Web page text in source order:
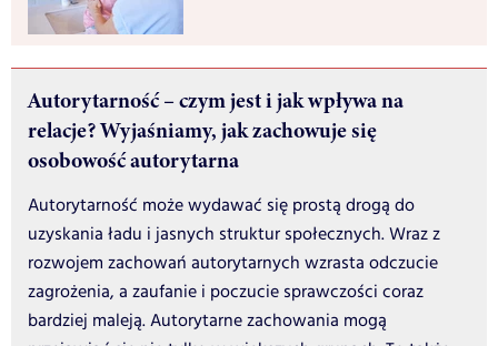
Autorytarność – czym jest i jak wpływa na
relacje? Wyjaśniamy, jak zachowuje się
osobowość autorytarna
Autorytarność może wydawać się prostą drogą do
uzyskania ładu i jasnych struktur społecznych. Wraz z
rozwojem zachowań autorytarnych wzrasta odczucie
zagrożenia, a zaufanie i poczucie sprawczości coraz
bardziej maleją. Autorytarne zachowania mogą